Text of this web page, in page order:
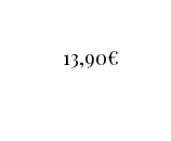
13,90€